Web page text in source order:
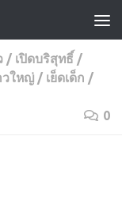
/ เปิดบริสุทธิ์ /
วใหญ่ / เย็ดเด็ก /
0